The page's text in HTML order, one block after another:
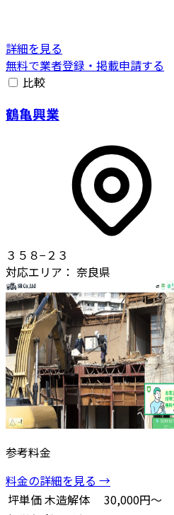
詳細を見る
無料で業者登録・掲載申請する
比較
鶴亀興業
３５８−２３
対応エリア： 奈良県
参考料金
料金の詳細を見る →
坪単価木造解体
30,000円～